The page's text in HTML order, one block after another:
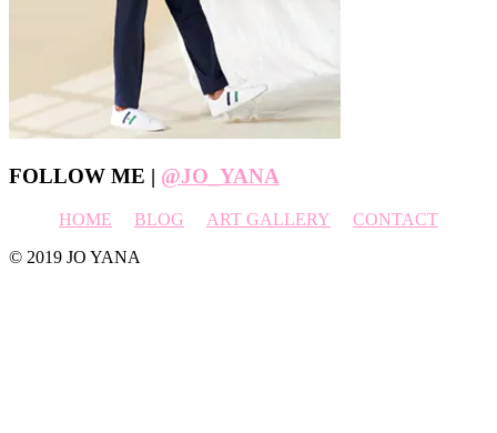
Footer
FOLLOW ME | @JO_YANA
HOME BLOG ART GALLERY
CONTACT
© 2019 JO YANA